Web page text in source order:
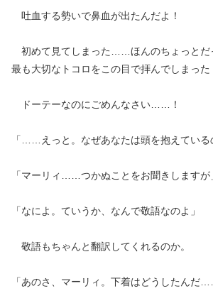
吐血する勢いで鼻血が出たんだよ！
初めて見てしまった……ほんのちょっとだ
最も大切なトコロをこの目で拝んでしまった
ドーテーなのにごめんなさい……！
「……えっと。なぜあなたは頭を抱えている
「マーリィ……つかぬことをお聞きしますが
「なによ。ていうか、なんで敬語なのよ」
敬語もちゃんと翻訳してくれるのか。
「あのさ、マーリィ。下着はどうしたんだ